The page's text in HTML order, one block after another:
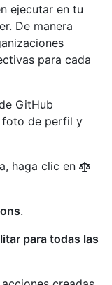
ejecutar en tu
De manera
para cada
GitHub
foto de perfil y
haga clic en
.
para todas las